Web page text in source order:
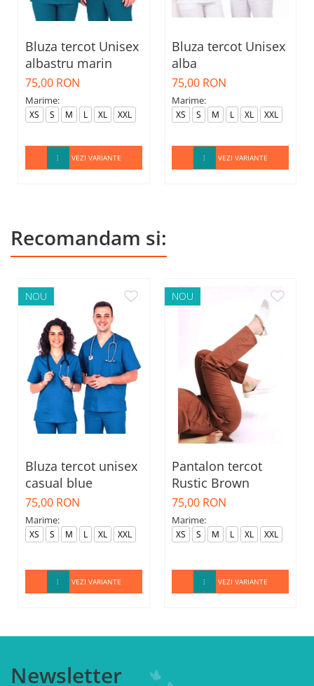
Bluza tercot Unisex
albastru marin
75,00 RON
Marime:
XS S M L XL XXL
VEZI VARIANTE
Bluza tercot Unisex
alba
75,00 RON
Marime:
XS S M L XL XXL
VEZI VARIANTE
Recomandam si:
NOU
Bluza tercot unisex
casual blue
75,00 RON
Marime:
XS S M L XL XXL
VEZI VARIANTE
NOU
Pantalon tercot
Rustic Brown
75,00 RON
Marime:
XS S M L XL XXL
VEZI VARIANTE
Newsletter